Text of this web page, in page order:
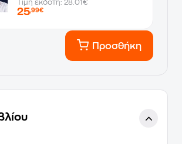
Τιμή εκδότη: 28.01€
25,99€
Προσθήκη